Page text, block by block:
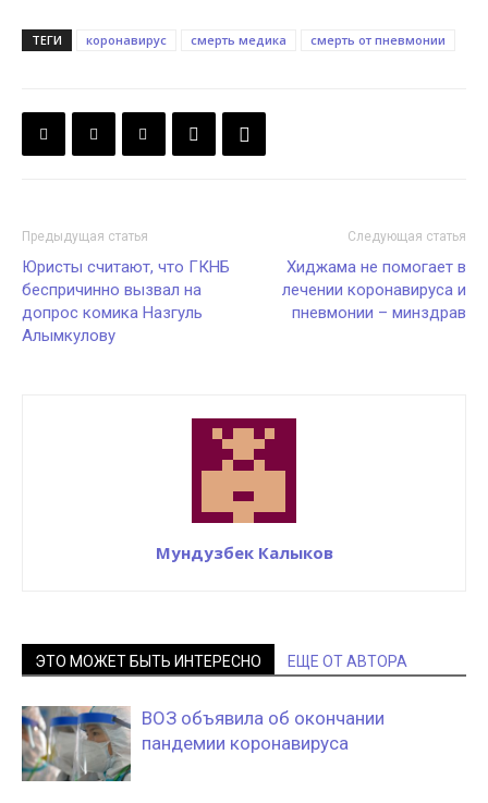
ТЕГИ коронавирус смерть медика смерть от пневмонии
Предыдущая статья
Юристы считают, что ГКНБ
беспричинно вызвал на
допрос комика Назгуль
Алымкулову
Следующая статья
Хиджама не помогает в
лечении коронавируса и
пневмонии – минздрав
Мундузбек Калыков
ЭТО МОЖЕТ БЫТЬ ИНТЕРЕСНО ЕЩЕ ОТ АВТОРА
ВОЗ объявила об окончании
пандемии коронавируса